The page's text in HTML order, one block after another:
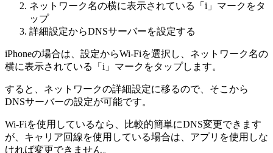
ネットワーク名の横に表示されている「i」マークをタ
ップ
詳細設定からDNSサーバーを設定する
iPhoneの場合は、設定からWi-Fiを選択し、ネットワーク名の
横に表示されている「i」マークをタップします。
すると、ネットワークの詳細設定に移るので、そこから
DNSサーバーの設定が可能です。
Wi-Fiを使用しているなら、比較的簡単にDNS変更できます
が、キャリア回線を使用している場合は、アプリを使用しな
ければ変更できません。